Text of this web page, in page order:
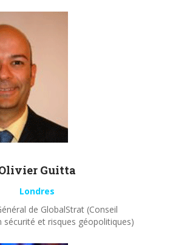
Guitta
Londres
de GlobalStrat (Conseil
sécurité et risques géopolitiques)